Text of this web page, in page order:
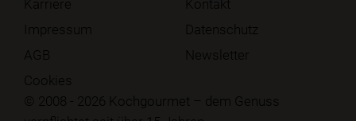
© 2008 - 2026 Kochgourmet – dem Genuss
Karriere
Kontakt
Impressum
Datenschutz
AGB
Newsletter
Cookies